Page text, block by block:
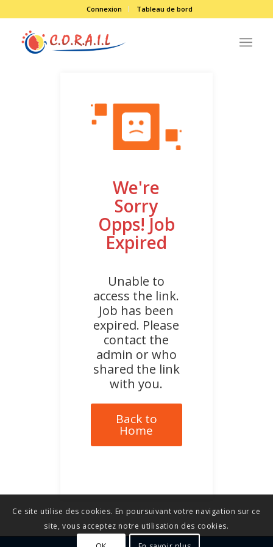
Connexion Tableau de bord
We're
Sorry
Opps! Job
Expired
Unable to
access the link.
Job has been
expired. Please
contact the
admin or who
shared the link
with you.
Back to
Home
Ce site utilise des cookies. En poursuivant votre navigation sur ce
site, vous acceptez notre utilisation des cookies.